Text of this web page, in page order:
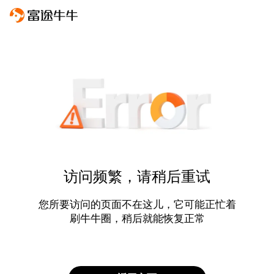
访问频繁，请稍后重试
您所要访问的页面不在这儿，它可能正忙着
刷牛牛圈，稍后就能恢复正常